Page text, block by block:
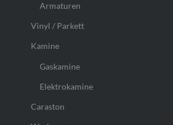
Armaturen
Vinyl / Parkett
Kamine
Gaskamine
Elektrokamine
Caraston